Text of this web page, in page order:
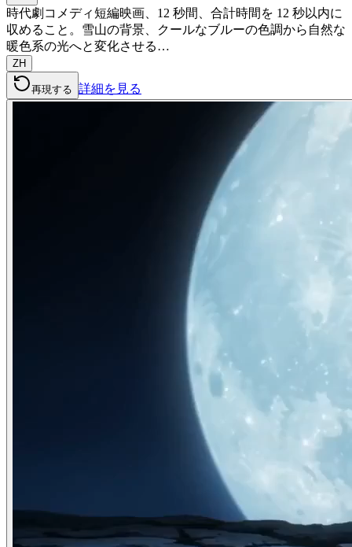
時代劇コメディ短編映画、12 秒間、合計時間を 12 秒以内に
収めること。雪山の背景、クールなブルーの色調から自然な
暖色系の光へと変化させる…
ZH
再現する 詳細を見る